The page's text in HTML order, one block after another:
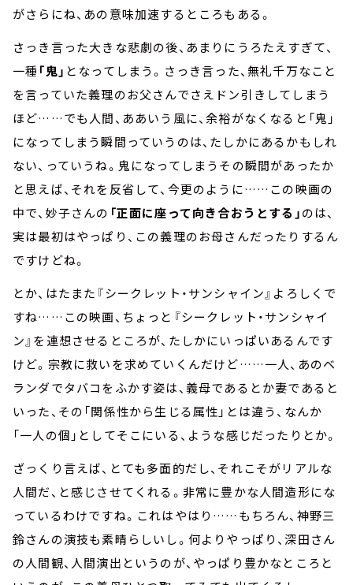
がさらにね、あの意味加速するところもある。
さっき言った大きな悲劇の後、あまりにうろたえすぎて、
一種 「鬼」 となってしまう。さっき言った、無礼千万なこと
を言っていた義理のお父さんでさえドン引きしてしまう
ほど……でも人間、ああいう風に、余裕がなくなると「鬼」
になってしまう瞬間っていうのは、たしかにあるかもしれ
ない、っていうね。鬼になってしまうその瞬間があったか
と思えば、それを反省して、今更のように……この映画の
中で、妙子さんの 「正面に座って向き合おうとする」のは、
実は最初はやっぱり、この義理のお母さんだったりするん
ですけどね。
とか、はたまた『シークレット・サンシャイン』よろしくで
すね……この映画、ちょっと『シークレット・サンシャイ
ン』を連想させるところが、たしかにいっぱいあるんです
けど。宗教に救いを求めていくんだけど……一人、あのベ
ランダでタバコをふかす姿は、義母であるとか妻であると
いった、その「関係性から生じる属性」とは違う、なんか
「一人の個」としてそこにいる、ような感じだったりとか。
ざっくり言えば、とても多面的だし、それこそがリアルな
人間だ、と感じさせてくれる。非常に豊かな人間造形にな
っているわけですね。これはやはり……もちろん、神野三
鈴さんの演技も素晴らしいし。何よりやっぱり、深田さん
の人間観、人間演出というのが、やっぱり豊かなところと